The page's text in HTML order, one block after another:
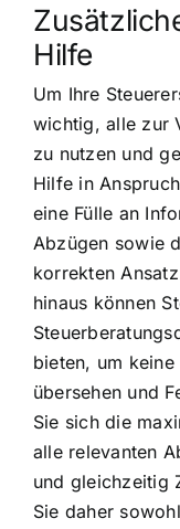
Hilfe
Um Ihre
wichtig, alle zur
zu nutzen und
Hilfe in
eine Fülle an
Abzügen sowie
korrekten
hinaus können
bieten, um
übersehen und
Sie sich die
alle relevanten
und gleichzeitig
Sie daher